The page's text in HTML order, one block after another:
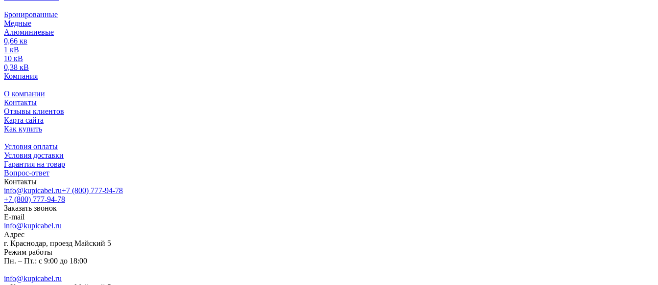
Бронированные
Медные
Алюминиевые
0,66 кв
1 кВ
10 кВ
0,38 кВ
Компания
О компании
Контакты
Отзывы клиентов
Карта сайта
Как купить
Условия оплаты
Условия доставки
Гарантия на товар
Вопрос-ответ
Контакты
info@kupicabel.ru+7 (800) 777-94-78
+7 (800) 777-94-78
Заказать звонок
E-mail
info@kupicabel.ru
Адрес
г. Краснодар, проезд Майский 5
Режим работы
Пн. – Пт.: с 9:00 до 18:00
info@kupicabel.ru